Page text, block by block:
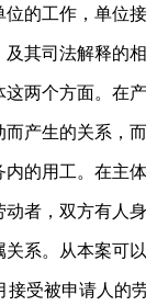
位的工作，单位
其司法解释的
两个方面。在
产生的关系，
的用工。在主
者，双方有人
系。从本案可
接受被申请人的